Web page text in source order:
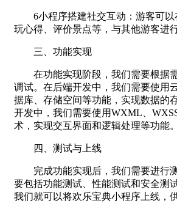
6小程序搭建社交互动：游客可以
玩心得、评价景点等，与其他游客进
三、功能实现
在功能实现阶段，我们需要根据
调试。在后端开发中，我们需要使用
据库、存储空间等功能，实现数据的
开发中，我们需要使用WXML、
术，实现交互界面和逻辑处理等功能。
四、测试与上线
完成功能实现后，我们需要进行
要包括功能测试、性能测试和安全测
我们就可以将欢乐宝典小程序上线，